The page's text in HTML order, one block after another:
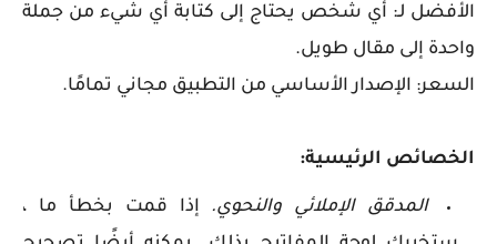
الأفضل لـ: أي شخص يحتاج إلى كتابة أي شيء من جملة
واحدة إلى مقال طويل.
السعر: الإصدار الأساسي من التطبيق مجاني تمامًا.
الخصائص الرئيسية:
المدقق الإملائي والنحوي. إذا قمت بخطأ ما ،